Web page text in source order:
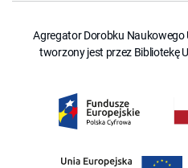
Agregator Dorobku Naukowego
tworzony jest przez Bibliotekę